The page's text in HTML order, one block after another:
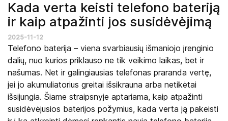
Kada verta keisti telefono bateriją
ir kaip atpažinti jos susidėvėjimą
2025-11-12
Telefono baterija – viena svarbiausių išmaniojo įrenginio
dalių, nuo kurios priklauso ne tik veikimo laikas, bet ir
našumas. Net ir galingiausias telefonas praranda vertę,
jei jo akumuliatorius greitai išsikrauna arba netikėtai
išsijungia. Šiame straipsnyje aptariama, kaip atpažinti
susidėvėjusios baterijos požymius, kada verta ją pakeisti